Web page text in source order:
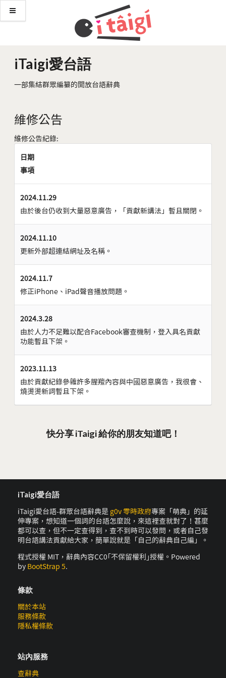
iTaigi愛台語
一部集結群眾編纂的開放台語辭典
維修公告
維修公告紀錄:
日期
事項
2024.11.29
由於後台仍收到大量惡意廣告，「貢獻新講法」暫且關閉。
2024.11.10
更新外部超連結網址及名稱。
2024.11.7
修正iPhone、iPad聲音播放問題。
2024.3.28
由於人力不足難以配合Facebook審查機制，登入具名貢獻
功能暫且下架。
2023.11.13
由於貢獻紀錄參雜許多腥羶內容與中國惡意廣告，我很會、
燒燙燙新詞暫且下架。
快分享 iTaigi 給你的朋友知道吧！
iTaigi愛台語
iTaigi愛台語-群眾台語辭典是 g0v 零時政府專案「萌典」的延
伸專案，想知道一個詞的台語怎麼說，來這裡查就對了！甚麼
都可以查，但不一定查得到，查不到時可以發問，或者自己發
明台語講法貢獻給大家，簡單說就是「自己的辭典自己編」。
程式授權 MIT，辭典內容CC0｢不保留權利｣授權。Powered
by BootStrap 5.
條款
關於本站
服務條款
隱私權條款
站內服務
查辭典